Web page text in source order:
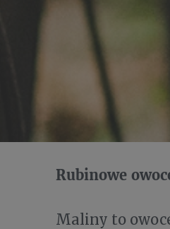
Rubinowe
Maliny to